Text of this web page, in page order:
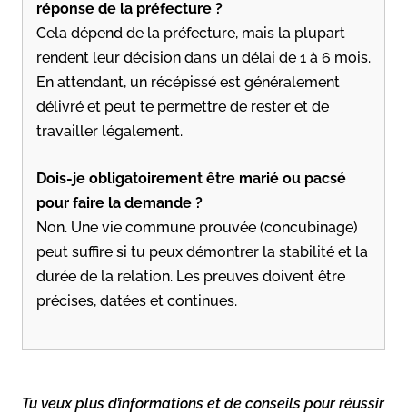
réponse de la préfecture ?
Cela dépend de la préfecture, mais la plupart
rendent leur décision dans un délai de 1 à 6 mois.
En attendant, un récépissé est généralement
délivré et peut te permettre de rester et de
travailler légalement.
Dois-je obligatoirement être marié ou pacsé
pour faire la demande ?
Non. Une vie commune prouvée (concubinage)
peut suffire si tu peux démontrer la stabilité et la
durée de la relation. Les preuves doivent être
précises, datées et continues.
Tu veux plus d’informations et de conseils pour réussir